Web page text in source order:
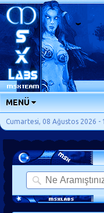
MENÜ
ANA SAYFA
FORUMLAR
SORU-CEVAP
GÜNLÜKLER
SON MESAJLAR
Cumartesi, 08 Ağustos 2026 -